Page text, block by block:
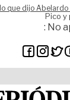
que dijo
Pico y
: No